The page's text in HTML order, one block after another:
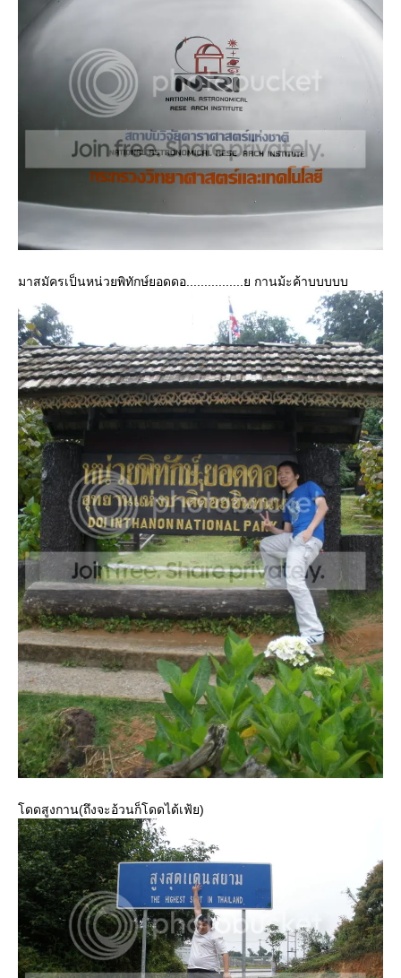
มาสมัครเป็นหน่วยพิทักษ์ยอดดอ................ย กานม้ะค้าบบบบบ
โดดสูงกาน(ถึงจะอ้วนก็โดดได้เฟ้ย)